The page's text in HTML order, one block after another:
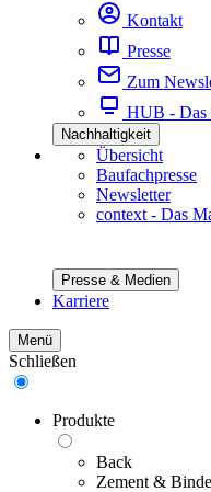
Kontakt
Presse
Zum
HUB - Das
Nachhaltigkeit
Übersicht
Baufachpresse
Newsletter
context - Das
Presse & Medien
Karriere
Menü
Schließen
Produkte
Back
Zement &